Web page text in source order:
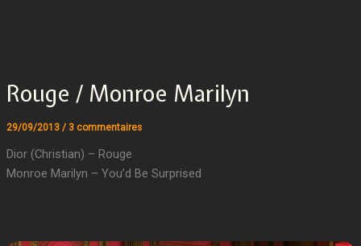
Rouge / Monroe Marilyn
29/09/2013 / 3 commentaires
Dior (Christian) – Rouge
Monroe Marilyn – You’d Be Surprised